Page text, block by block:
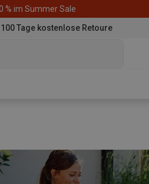
% im Summer Sale
100 Tage kostenlose Retoure